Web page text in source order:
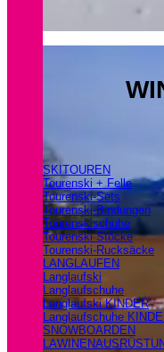
SKITOUREN
Tourenski + Felle
Tourenski-Sets
Tourenski-Bindungen
Tourenskischuhe
Tourenski Stöcke
Tourenski-Rucksäcke
LANGLAUFEN
Langlaufski
Langlaufschuhe
Langlaufski KINDER
Langlaufschuhe
SNOWBOARDEN